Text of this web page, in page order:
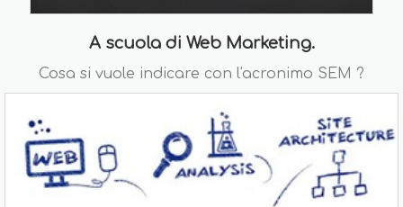
A scuola di Web Marketing.
Cosa si vuole indicare con l'acronimo SEM ?